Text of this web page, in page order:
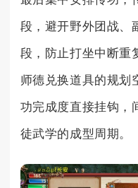
段，避开野外团战、
段，防止打坐中断重
师德兑换道具的规划
功完成度直接挂钩，
徒武学的成型周期。